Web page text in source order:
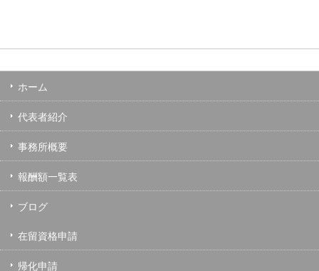
ホーム
代表者紹介
事務所概要
報酬額一覧表
ブログ
在留資格申請
帰化申請